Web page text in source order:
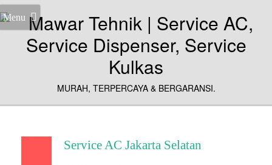
Menu
MURAH, TERPERCAYA & BERGARANSI.
Service AC Jakarta Selatan